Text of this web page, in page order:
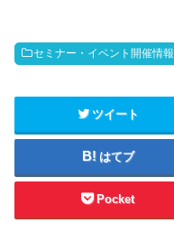
セミナー・イベント開催情報
ツイート
はてブ
Pocket